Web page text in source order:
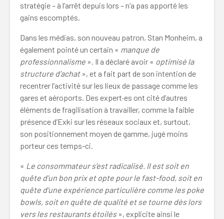
stratégie – à l’arrêt depuis lors – n’a pas apporté les
gains escomptés.
Dans les médias, son nouveau patron, Stan Monheim, a
également pointé un certain « manque de
professionnalisme ». Il a déclaré avoir « optimisé la
structure d’achat», et a fait part de son intention de
recentrer l’activité sur les lieux de passage comme les
gares et aéroports. Des expert·es ont cité d’autres
éléments de fragilisation à travailler, comme la faible
présence d’Exki sur les réseaux sociaux et, surtout,
son positionnement moyen de gamme, jugé moins
porteur ces temps-ci.
« Le consommateur s’est radicalisé. Il est soit en
quête d’un bon prix et opte pour le fast-food, soit en
quête d’une expérience particulière comme les poke
bowls, soit en quête de qualité et se tourne dès lors
vers les restaurants étoilés», explicite ainsi le